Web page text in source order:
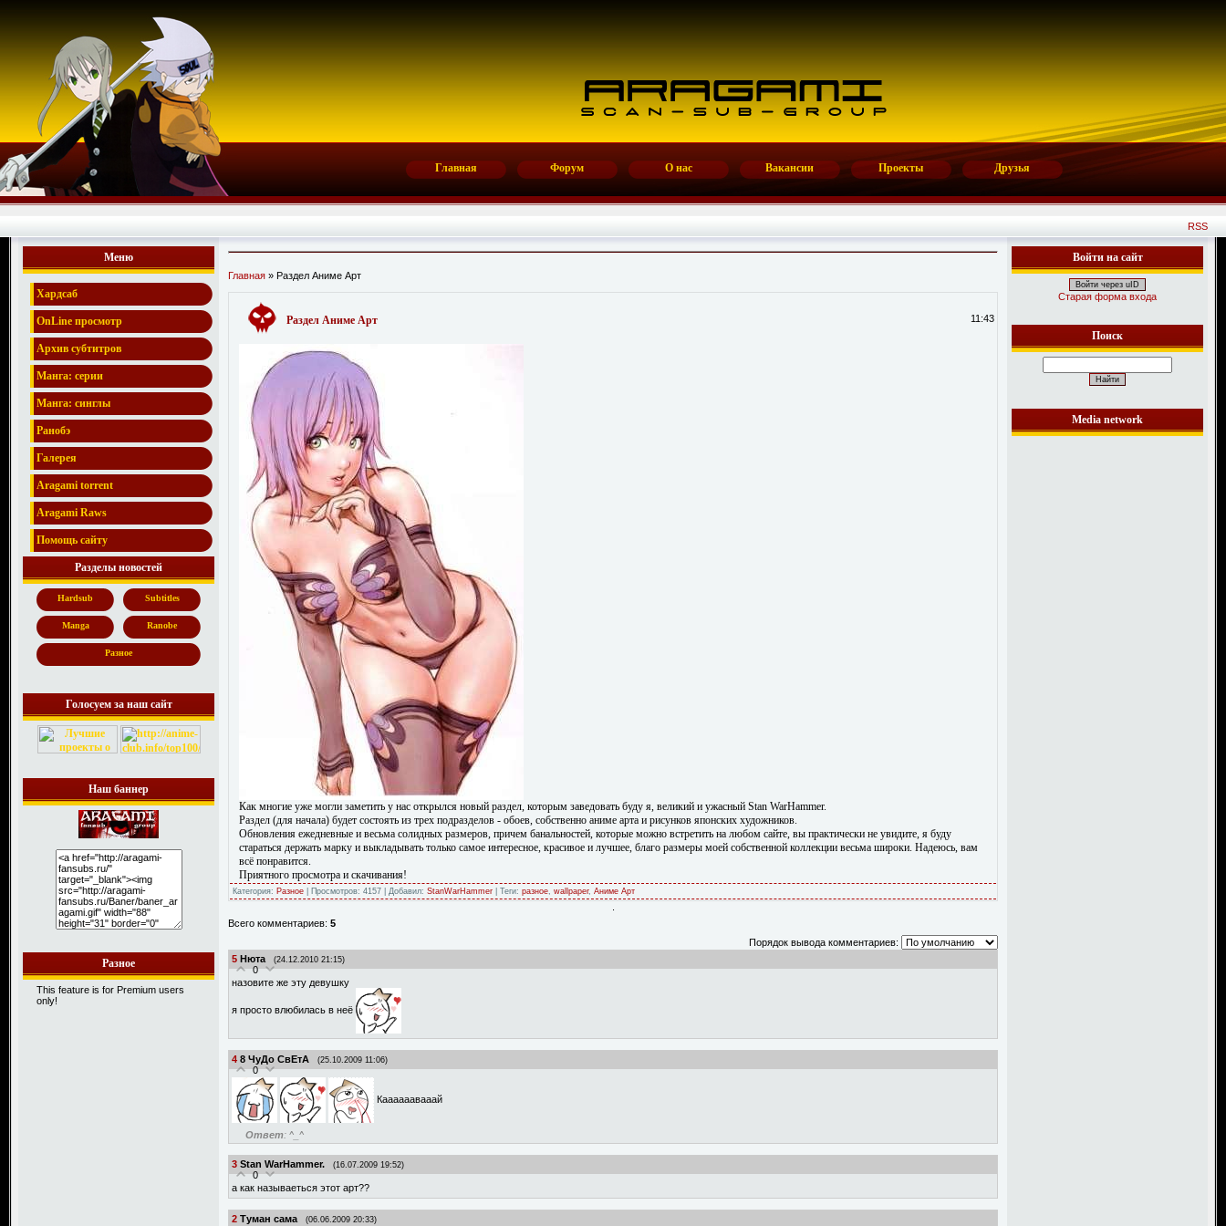
Главная Форум О нас Вакансии Проекты Друзья
RSS
Меню
Хардсаб
OnLine просмотр
Архив субтитров
Манга: серии
Манга: синглы
Ранобэ
Галерея
Aragami torrent
Aragami Raws
Помощь сайту
Разделы новостей
Hardsub Subtitles
Manga Ranobe
Разное
Голосуем за наш сайт
Наш баннер
Разное
This feature is for Premium users
only!
Главная » Раздел Аниме Арт
Раздел Аниме Арт 11:43
Как многие уже могли заметить у нас открылся новый раздел, которым заведовать буду я, великий и ужасный Stan WarHammer.
Раздел (для начала) будет состоять из трех подразделов - обоев, собственно аниме арта и рисунков японских художников.
Обновления ежедневные и весьма солидных размеров, причем банальностей, которые можно встретить на любом сайте, вы практически не увидите, я буду
стараться держать марку и выкладывать только самое интересное, красивое и лучшее, благо размеры моей собственной коллекции весьма широки. Надеюсь, вам
всё понравится.
Приятного просмотра и скачивания!
Категория: Разное | Просмотров: 4157 | Добавил: StanWarHammer | Теги: разное wallpaper, Аниме Арт
Всего комментариев: 5
Порядок вывода комментариев:
5 Нюта (24.12.2010 21:15)
0
назовите же эту девушку
я просто влюбилась в неё
4 8 ЧуДо СвЕтА (25.10.2009 11:06)
0
Каааааавааай
Ответ: ^_^
3 Stan WarHammer. (16.07.2009 19:52)
0
а как называеться этот арт??
2 Туман сама (06.06.2009 20:33)
Войти на сайт
Войти через uID
Старая форма входа
Поиск
Media network